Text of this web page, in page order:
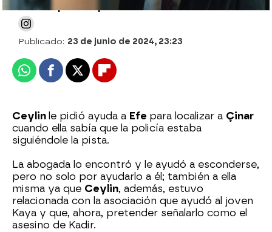
Julia Zapata López
Publicado: 23 de junio de 2024, 23:23
WhatsappFacebook
X Flipboard
Ceylin le pidió ayuda a Efe para localizar a Çinar
cuando ella sabía que la policía estaba
siguiéndole la pista.
La abogada lo encontró y le ayudó a esconderse,
pero no solo por ayudarlo a él; también a ella
misma ya que Ceylin, además, estuvo
relacionada con la asociación que ayudó al joven
Kaya y que, ahora, pretender señalarlo como el
asesino de Kadir.